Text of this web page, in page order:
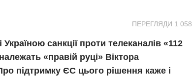
ПЕРЕГЛЯДИ 1 058
санкції проти телеканалів «112
«правій руці» Віктора
підтримку ЄС цього рішення каже і